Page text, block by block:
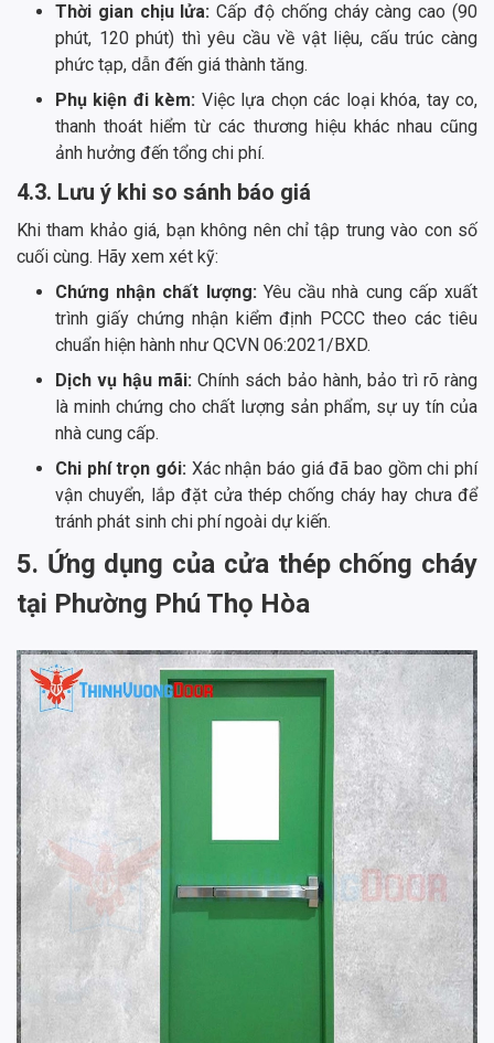
Thời gian chịu lửa:Cấp độ chống cháy càng cao (90
phút, 120 phút) thì yêu cầu về vật liệu, cấu trúc càng
phức tạp, dẫn đến giá thành tăng.
Phụ kiện đi kèm: Việc lựa chọn các loại khóa, tay co,
thanh thoát hiểm từ các thương hiệu khác nhau cũng
ảnh hưởng đến tổng chi phí.
4.3. Lưu ý khi so sánh báo giá
Khi tham khảo giá, bạn không nên chỉ tập trung vào con số
cuối cùng. Hãy xem xét kỹ:
Chứng nhận chất lượng: Yêu cầu nhà cung cấp xuất
trình giấy chứng nhận kiểm định PCCC theo các tiêu
chuẩn hiện hành như QCVN 06:2021/BXD.
Dịch vụ hậu mãi: Chính sách bảo hành, bảo trì rõ ràng
là minh chứng cho chất lượng sản phẩm, sự uy tín của
nhà cung cấp.
Chi phí trọn gói: Xác nhận báo giá đã bao gồm chi phí
vận chuyển, lắp đặt cửa thép chống cháy hay chưa để
tránh phát sinh chi phí ngoài dự kiến.
5. Ứng dụng của cửa thép chống cháy
tại Phường Phú Thọ Hòa